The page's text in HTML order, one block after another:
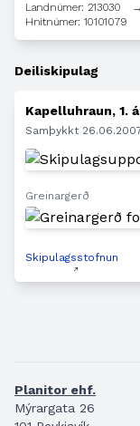
Landnúmer: 213030
Hnitnúmer: 10101079
Deiliskipulag
Kapelluhraun, 1.
Samþykkt
Greinargerð
Skipulagsstofnun
Planitor ehf.
Mýrargata 26